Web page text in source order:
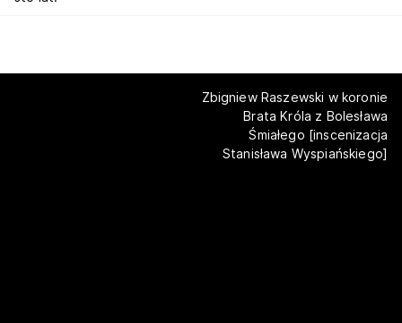
Zbigniew Raszewski w koronie
Brata Króla z Bolesława
Śmiałego [inscenizacja
Stanisława Wyspiańskiego]